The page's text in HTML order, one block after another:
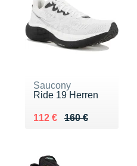
Saucony
Ride 19 Herren
160 €
Au lieu de 160 €
112 €
Vendu 112 €